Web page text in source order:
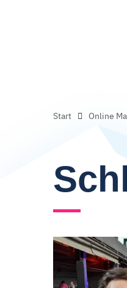
Start Online